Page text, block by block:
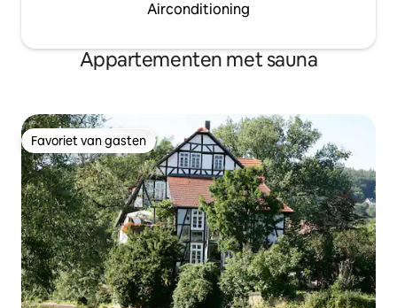
Airconditioning
Appartementen met sauna
Favoriet van gasten
Favoriet van gasten